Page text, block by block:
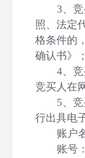
3、
照、法定
格条件的
确认书》
4、
竞买人在
5、
行出具电
账户
账号